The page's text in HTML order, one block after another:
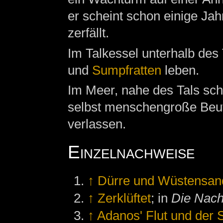
er scheint schon einige
zerfällt.
Im Talkessel unterhalb
und Sumpfratten leben.
Im Meer, nahe des Tals
selbst menschengroße
verlassen.
Einzelnachweise
↑ Dürre und
↑ Zerklüftet; in Die
↑ Adanos' Flut und der